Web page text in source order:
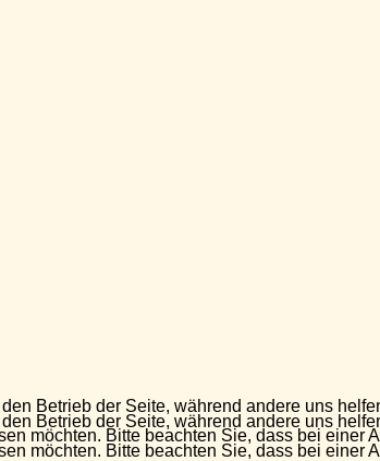
Betrieb der Seite, während andere uns
möchten. Bitte beachten Sie, dass bei
Betrieb der Seite, während andere uns
möchten. Bitte beachten Sie, dass bei